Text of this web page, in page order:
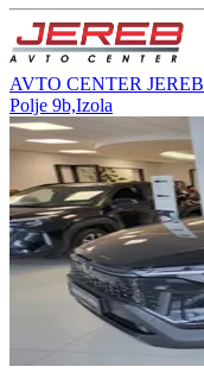
AVTO CENTER JEREB
Polje 9b,Izola